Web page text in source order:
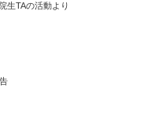
生TAの活動より